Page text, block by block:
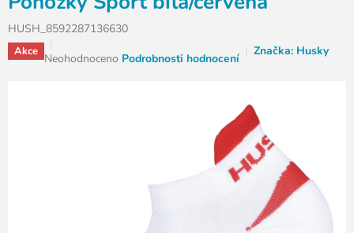
HUSH_8592287136630
Akce Průměrné
Neohodnoceno Podrobnosti hodnocení Značka: Husky